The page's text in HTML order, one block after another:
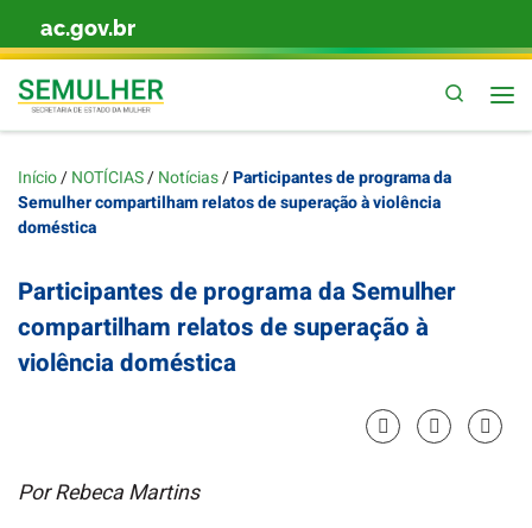
Skip to content
ac.gov.br
Início/NOTÍCIAS/Notícias/Participantes de programa da
Semulher compartilham relatos de superação à violência
doméstica
Participantes de programa da Semulher
compartilham relatos de superação à
violência doméstica
Por Rebeca Martins